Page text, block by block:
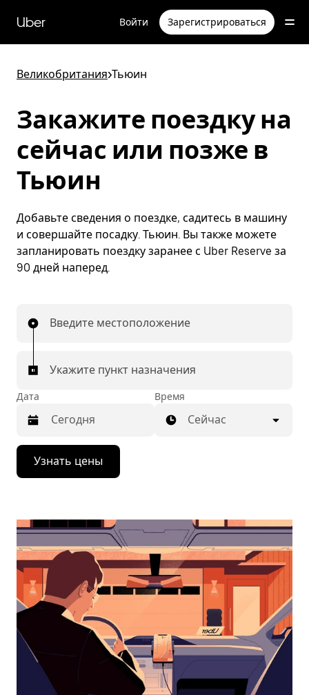
перейти
к
содержимому
Uber Войти Зарегистрироваться
Великобритания>Тьюин
Закажите поездку на
сейчас или позже в
Тьюин
Добавьте сведения о поездке, садитесь в машину
и совершайте посадку. Тьюин. Вы также можете
запланировать поездку заранее с Uber Reserve за
90 дней наперед.
Введите местоположение
Укажите пункт назначения
Дата
Нажмите
стрелку
вниз,
календарю
выбрать
дату.
Чтобы
закрыть
календарь,
нажмите
Esc.
Время
Сейчас
Узнать цены